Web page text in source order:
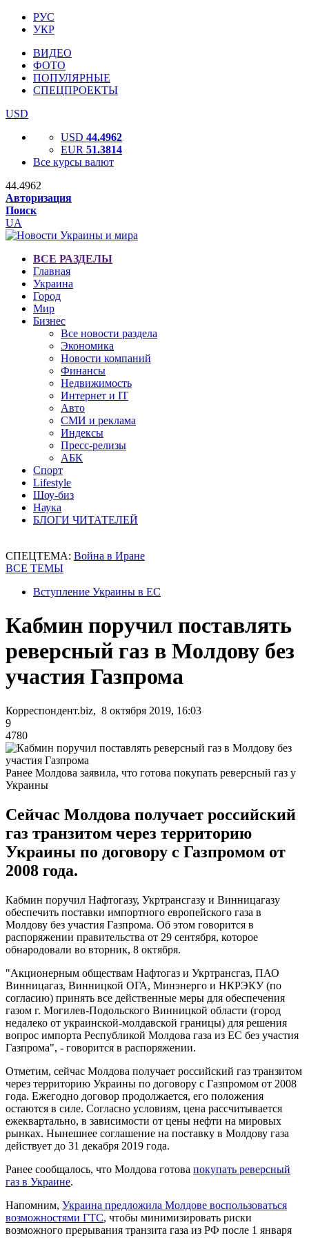
РУС
УКР
ВИДЕО
ФОТО
ПОПУЛЯРНЫЕ
СПЕЦПРОЕКТЫ
USD
USD 44.4962
EUR 51.3814
Все курсы валют
44.4962
Авторизация
Поиск
UA
ВСЕ РАЗДЕЛЫ
Главная
Украина
Город
Мир
Бизнес
Все новости раздела
Экономика
Новости компаний
Финансы
Недвижимость
Интернет и IT
Авто
СМИ и реклама
Индексы
Пресс-релизы
АБК
Спорт
Lifestyle
Шоу-биз
Наука
БЛОГИ ЧИТАТЕЛЕЙ
СПЕЦТЕМА: Война в Иране
ВСЕ ТЕМЫ
Вступление Украины в ЕС
Кабмин поручил поставлять
реверсный газ в Молдову без
участия Газпрома
Корреспондент.biz, 8 октября 2019, 16:03
9
4780
Ранее Молдова заявила, что готова покупать реверсный газ у
Украины
Сейчас Молдова получает российский
газ транзитом через территорию
Украины по договору с Газпромом от
2008 года.
Кабмин поручил Нафтогазу, Укртрансгазу и Винницагазу
обеспечить поставки импортного европейского газа в
Молдову без участия Газпрома. Об этом говорится в
распоряжении правительства от 29 сентября, которое
обнародовали во вторник, 8 октября.
"Акционерным обществам Нафтогаз и Укртрансгаз, ПАО
Винницагаз, Винницкой ОГА, Минэнерго и НКРЭКУ (по
согласию) принять все действенные меры для обеспечения
газом г. Могилев-Подольского Винницкой области (город
недалеко от украинской-молдавской границы) для решения
вопрос импорта Республикой Молдова газа из ЕС без участия
Газпрома", - говорится в распоряжении.
Отметим, сейчас Молдова получает российский газ транзитом
через территорию Украины по договору с Газпромом от 2008
года. Ежегодно договор продолжается, его положения
остаются в силе. Согласно условиям, цена рассчитывается
ежеквартально, в зависимости от цены нефти на мировых
рынках. Нынешнее соглашение на поставку в Молдову газа
действует до 31 декабря 2019 года.
Ранее сообщалось, что Молдова готова покупать реверсный
газ в Украине.
Напомним, Украина предложила Молдове воспользоваться
возможностями ГТС, чтобы минимизировать риски
возможного прерывания транзита газа из РФ после 1 января